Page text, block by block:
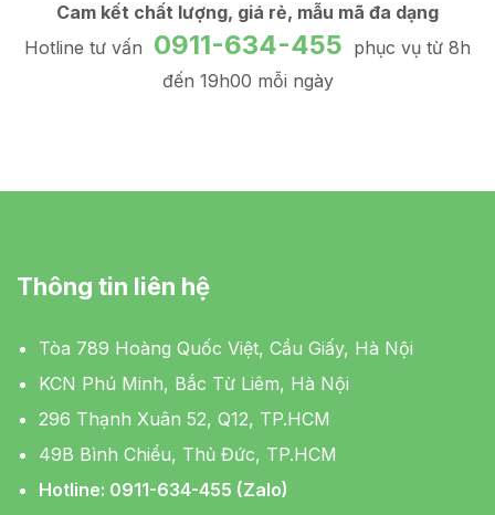
Cam kết chất lượng, giá rẻ, mẫu mã đa dạng
Hotline tư vấn 0911-634-455 phục vụ từ 8h
đến 19h00 mỗi ngày
Thông tin liên hệ
Tòa 789 Hoàng Quốc Việt, Cầu Giấy, Hà Nội
KCN Phú Minh, Bắc Từ Liêm, Hà Nội
296 Thạnh Xuân 52, Q12, TP.HCM
49B Bình Chiểu, Thủ Đức, TP.HCM
Hotline: 0911-634-455 (Zalo)